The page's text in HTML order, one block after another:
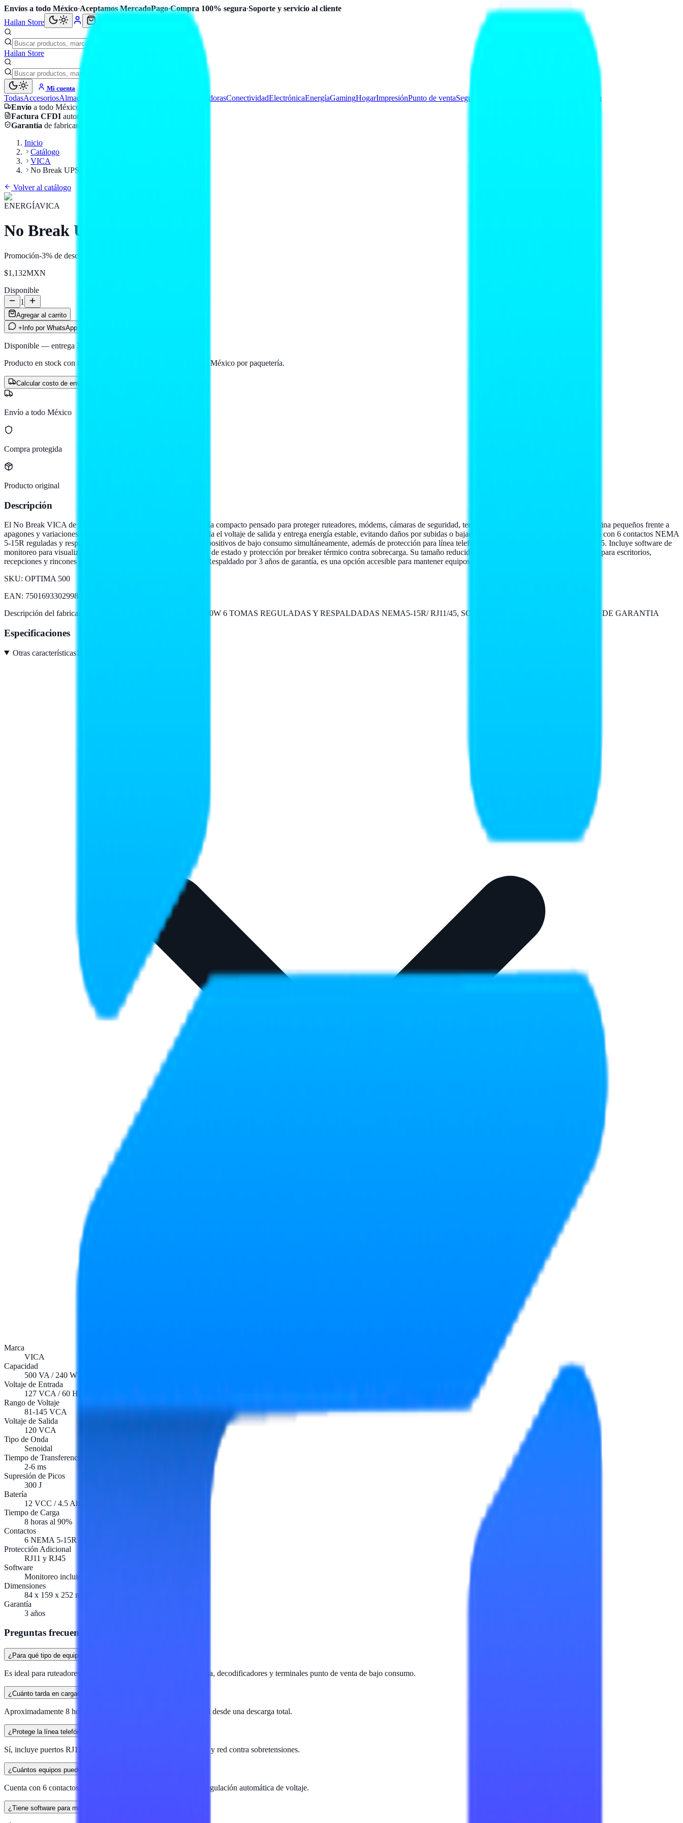
Envíos a todo México·Aceptamos MercadoPago·Compra 100% segura·Soporte y servicio al cliente
Hailan Store
Hailan Store
Mi cuenta
TodasAccesoriosAlmacenamiento ComputadorasConectividadElectrónicaEnergíaGamingHogarImpresiónPunto de ventaSeguridad y Redes
Videovigilancia
Envío a todo México
Factura CFDI automática
Garantía de fabricante
Inicio
Catálogo
VICA
No Break UPS Vica 500VA
Volver al catálogo
ENERGÍAVICA
No Break UPS Vica 500VA
Promoción-3% de descuento
$1,132MXN
Disponible
1
Agregar al carrito
+Info por WhatsApp
Disponible — entrega 3 a 5 días hábiles
Producto en stock con nuestro proveedor logístico. Llega a todo México por paquetería.
Calcular costo de envío
Envío a todo México
Compra protegida
Producto original
Descripción
El No Break VICA de 500 VA / 240 W es un respaldo de energía compacto pensado para proteger ruteadores, módems, cámaras de seguridad, terminales punto de venta y equipos de oficina pequeños frente a
apagones y variaciones eléctricas. Su tecnología interactiva regula el voltaje de salida y entrega energía estable, evitando daños por subidas o bajadas en la red comercial mexicana. Cuenta con 6 contactos NEMA
5-15R reguladas y respaldadas que permiten conectar varios dispositivos de bajo consumo simultáneamente, además de protección para línea telefónica y red mediante puertos RJ11 y RJ45. Incluye software de
monitoreo para visualizar el estado del equipo, indicadores LED de estado y protección por breaker térmico contra sobrecarga. Su tamaño reducido y peso de apenas 3.7 kg lo hacen ideal para escritorios,
recepciones y rincones de trabajo donde el espacio es limitado. Respaldado por 3 años de garantía, es una opción accesible para mantener equipos críticos en línea durante cortes breves.
SKU: OPTIMA 500
EAN: 7501693302998
Descripción del fabricante:
NO BREAK UPS VICA 500VA/240W 6 TOMAS REGULADAS Y RESPALDADAS NEMA5-15R/ RJ11/45, SOFTWARE DE MONITOREO 3 AÑOS DE GARANTIA
Especificaciones
Otras características15
Marca
VICA
Capacidad
500 VA / 240 W
Voltaje de Entrada
127 VCA / 60 Hz
Rango de Voltaje
81-145 VCA
Voltaje de Salida
120 VCA
Tipo de Onda
Senoidal
Tiempo de Transferencia
2-6 ms
Supresión de Picos
300 J
Batería
12 VCC / 4.5 Ah
Tiempo de Carga
8 horas al 90%
Contactos
6 NEMA 5-15R respaldados y regulados
Protección Adicional
RJ11 y RJ45
Software
Monitoreo incluido
Dimensiones
84 x 159 x 252 mm
Garantía
3 años
Preguntas frecuentes
¿Para qué tipo de equipos sirve?
Es ideal para ruteadores, módems, cámaras IP, sistemas de alarma, decodificadores y terminales punto de venta de bajo consumo.
¿Cuánto tarda en cargar la batería?
Aproximadamente 8 horas para alcanzar el 90% de su capacidad desde una descarga total.
¿Protege la línea telefónica?
Sí, incluye puertos RJ11 y RJ45 para proteger líneas de teléfono y red contra sobretensiones.
¿Cuántos equipos puedo conectar?
Cuenta con 6 contactos NEMA 5-15R respaldados, todos con regulación automática de voltaje.
¿Tiene software para monitoreo?